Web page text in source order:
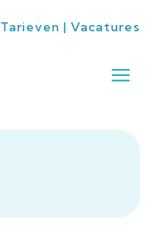
Tarieven | Vacatures